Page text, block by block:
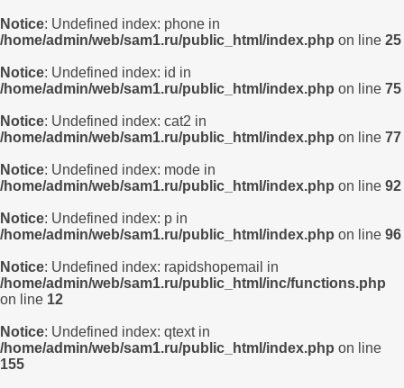
Notice: Undefined index: phone in
/home/admin/web/sam1.ru/public_html/index.php on line 25
Notice: Undefined index: id in
/home/admin/web/sam1.ru/public_html/index.php on line 75
Notice: Undefined index: cat2 in
/home/admin/web/sam1.ru/public_html/index.php on line 77
Notice: Undefined index: mode in
/home/admin/web/sam1.ru/public_html/index.php on line 92
Notice: Undefined index: p in
/home/admin/web/sam1.ru/public_html/index.php on line 96
Notice: Undefined index: rapidshopemail in
/home/admin/web/sam1.ru/public_html/inc/functions.php
on line 12
Notice: Undefined index: qtext in
/home/admin/web/sam1.ru/public_html/index.php on line
155